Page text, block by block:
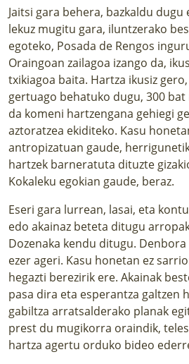
Jaitsi gara behera, bazkaldu
lekuz mugitu gara, iluntzerako
egoteko, Posada de Rengos
Oraingoan zailagoa izango da,
txikiagoa baita. Hartza ikusiz
gertuago behatuko dugu, 300
da komeni hartzengana gehiegi
aztoratzea ekiditeko. Kasu
antropizatuan gaude,
hartzek barneratuta dituzte
Kokaleku egokian gaude, beraz.
Eseri gara lurrean, lasai, eta
edo akainaz beteta ditugu
Dozenaka kendu ditugu.
ezer ageri. Kasu honetan ez
hegazti berezirik ere. Akainak
pasa dira eta esperantza galtzen
gabiltza arratsalderako planak
prest du mugikorra oraindik,
hartza agertu orduko bideo